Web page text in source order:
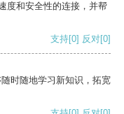
度和安全性的连接，并帮
支持[0] 反对[0]
时随地学习新知识，拓宽